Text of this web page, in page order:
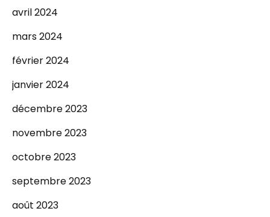
avril 2024
mars 2024
février 2024
janvier 2024
décembre 2023
novembre 2023
octobre 2023
septembre 2023
août 2023